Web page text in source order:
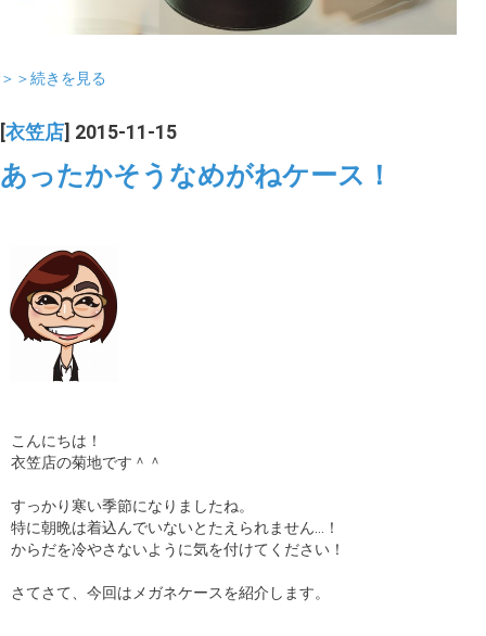
＞＞続きを見る
[衣笠店] 2015-11-15
あったかそうなめがねケース！
こんにちは！
衣笠店の菊地です＾＾
すっかり寒い季節になりましたね。
特に朝晩は着込んでいないとたえられません…！
からだを冷やさないように気を付けてください！
さてさて、今回はメガネケースを紹介します。